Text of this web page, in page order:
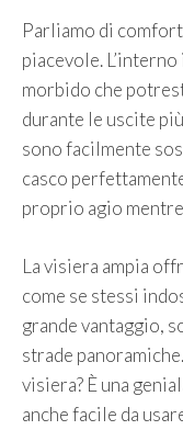
Parliamo di
piacevole.
morbido che
durante le uscite
sono facilmente
casco
proprio agio
La visiera ampia
come se stessi
grande vantaggio,
strade
visiera? È una
anche facile da